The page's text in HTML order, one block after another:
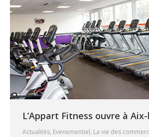
L’Appart Fitness ouvre à
Actualités, Evenementiel, La vie des